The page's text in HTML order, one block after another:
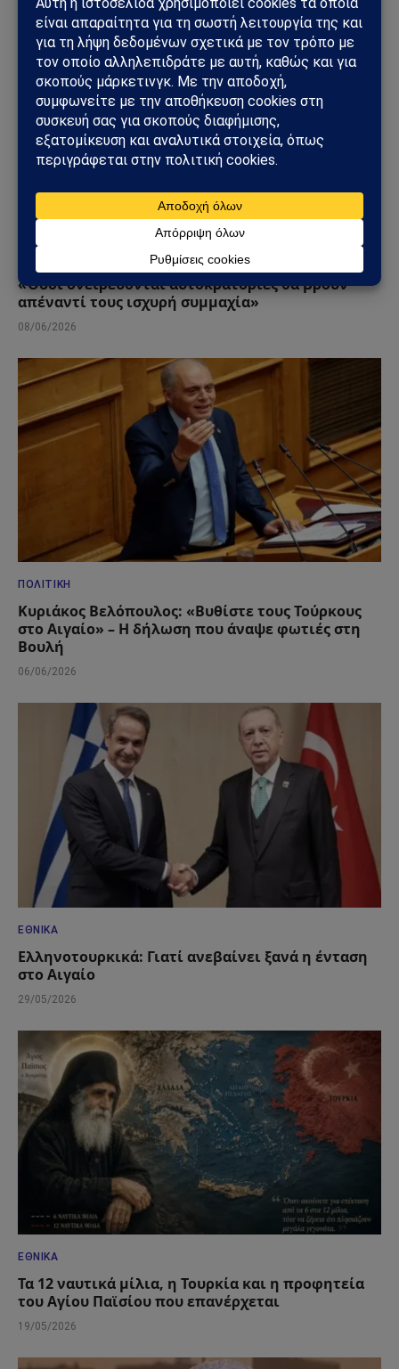
Μήνυμα Κατς προς την Τουρκία από την Αθήνα:
«Όσοι ονειρεύονται αυτοκρατορίες θα βρουν
απέναντί τους ισχυρή συμμαχία»
08/06/2026
ΠΟΛΙΤΙΚΉ
Κυριάκος Βελόπουλος: «Βυθίστε τους Τούρκους
στο Αιγαίο» – Η δήλωση που άναψε φωτιές στη
Βουλή
06/06/2026
ΕΘΝΙΚΆ
Ελληνοτουρκικά: Γιατί ανεβαίνει ξανά η ένταση
στο Αιγαίο
29/05/2026
ΕΘΝΙΚΆ
Τα 12 ναυτικά μίλια, η Τουρκία και η προφητεία
του Αγίου Παϊσίου που επανέρχεται
19/05/2026